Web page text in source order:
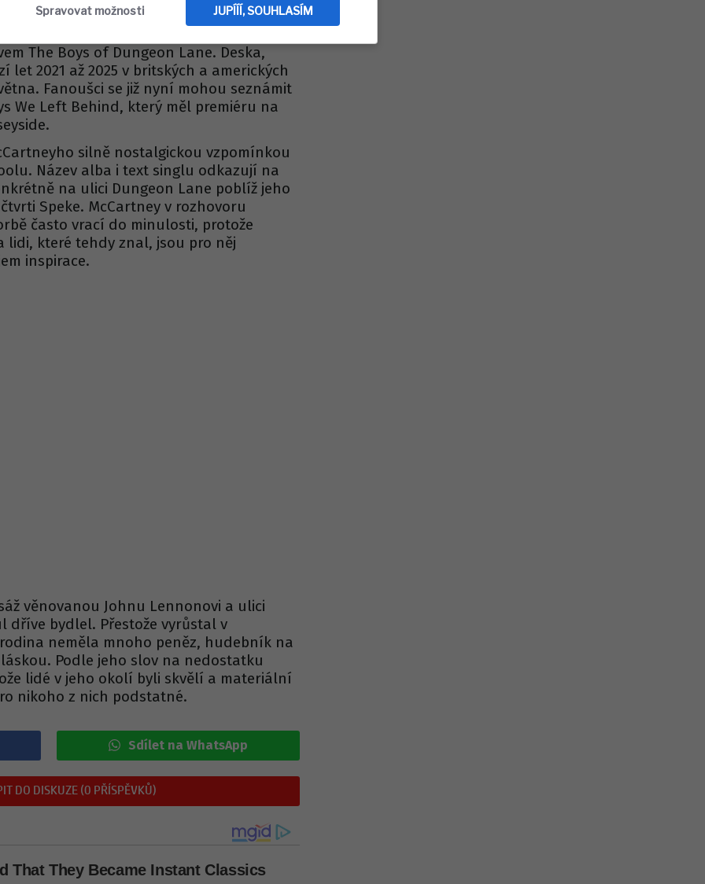
Sir Paul věnuje i nové tvorbě. Minulý týden
již devatenáctého sólového
The Boys of Dungeon Lane. Deska,
let 2021 až 2025 v britských a amerických
Fanoušci se již nyní mohou seznámit
We Left Behind, který měl premiéru na
silně nostalgickou vzpomínkou
Název alba i text singlu odkazují na
na ulici Dungeon Lane poblíž jeho
Speke. McCartney v rozhovoru
často vrací do minulosti, protože
lidi, které tehdy znal, jsou pro něj
inspirace.
věnovanou Johnu Lennonovi a ulici
dříve bydlel. Přestože vyrůstal v
neměla mnoho peněz, hudebník na
Podle jeho slov na nedostatku
lidé v jeho okolí byli skvělí a materiální
nikoho z nich podstatné.
Sdílet na WhatsApp
DO DISKUZE (0 PŘÍSPĚVKŮ)
JUPÍÍÍ, SOUHLASÍM
Spravovat možnosti